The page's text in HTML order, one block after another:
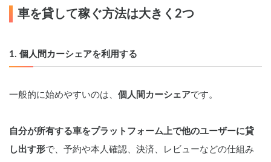
車を貸して稼ぐ方法は大きく2つ
1. 個人間カーシェアを利用する
一般的に始めやすいのは、 個人間カーシェアです。
自分が所有する車をプラットフォーム上で他のユーザーに貸
し出す形で、予約や本人確認、決済、レビューなどの仕組み